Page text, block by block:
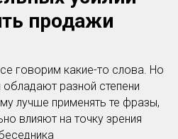
продажи
говорим какие-то слова. Но
разной степени
лучше применять те фразы,
влияют на точку зрения